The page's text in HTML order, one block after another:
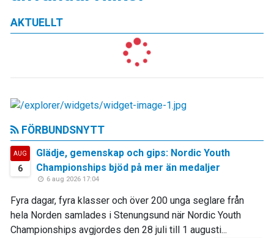
AKTUELLT
FÖRBUNDSNYTT
AUG
6
Glädje, gemenskap och gips: Nordic Youth
Championships bjöd på mer än medaljer
6 aug 2026 17:04
Fyra dagar, fyra klasser och över 200 unga seglare från
hela Norden samlades i Stenungsund när Nordic Youth
Championships avgjordes den 28 juli till 1 augusti...